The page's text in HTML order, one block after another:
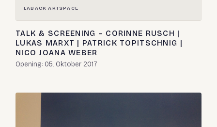
LABACK ARTSPACE
TALK & SCREENING – CORINNE RUSCH |
LUKAS MARXT | PATRICK TOPITSCHNIG |
NICO JOANA WEBER
Opening: 05. Oktober 2017